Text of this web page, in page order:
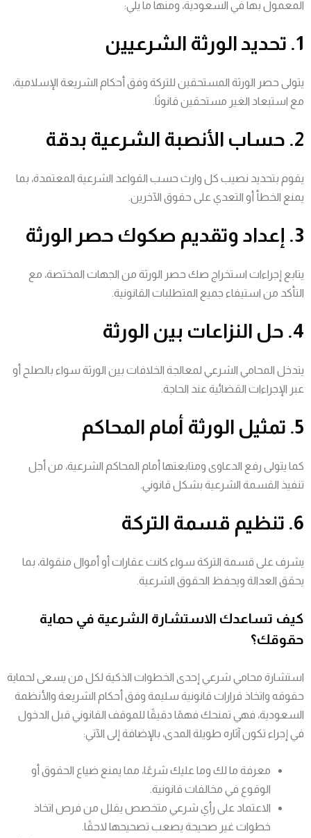
المعمول بها في السعودية، ومنها ما يلي:
1. تحديد الورثة الشرعيين
يتولى حصر الورثة المستحقين للتركة وفق أحكام الشريعة الإسلامية،
مع استبعاد الغير مستحقين قانونًا.
2. حساب الأنصبة الشرعية بدقة
يقوم بتحديد نصيب كل وارث حسب القواعد الشرعية المعتمدة، بما
يمنع الخطأ أو التعدي على حقوق الآخرين.
3. إعداد وتقديم صكوك حصر الورثة
يتابع إجراءات استخراج صك حصر الورثة من الجهات المختصة، مع
التأكد من استيفاء جميع المتطلبات القانونية.
4. حل النزاعات بين الورثة
يتدخل المحامي الشرعي لمعالجة الخلافات بين الورثة سواء بالصلح أو
عبر الإجراءات القضائية عند الحاجة.
5. تمثيل الورثة أمام المحاكم
كما يتولى رفع الدعاوى ومتابعتها أمام المحاكم الشرعية، من أجل
تنفيذ القسمة الشرعية بشكل قانوني.
6. تنظيم قسمة التركة
يشرف على قسمة التركة سواء كانت عقارات أو أموال منقولة، بما
يحقق العدالة ويحفظ الحقوق الشرعية.
كيف تساعدك الاستشارة الشرعية في حماية
حقوقك؟
استشارة محامي شرعي إحدى الخطوات الذكية لكل من يسعى لحماية
حقوقه واتخاذ قرارات قانونية سليمة وفق أحكام الشريعة والأنظمة
السعودية، فهي تمنحك فهمًا دقيقًا للموقف القانوني قبل الدخول
في إجراء تكون آثاره طويلة المدى، بالإضافة إلى الآتي:
معرفة ما لك وما عليك شرعًا، مما يمنع ضياع الحقوق أو
الوقوع في مخالفات قانونية.
الاعتماد على رأي شرعي متخصص يقلل من فرص اتخاذ
خطوات غير صحيحة يصعب تصحيحها لاحقًا.